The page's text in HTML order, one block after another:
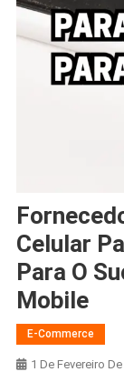
Celular
Para O
Mobile
E-Commerce
1 De Fevereiro